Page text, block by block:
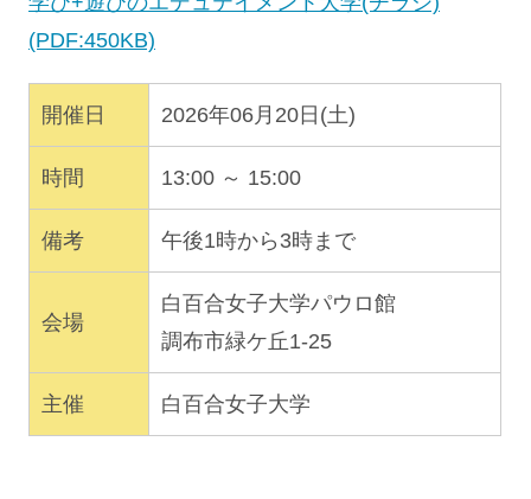
(PDF:450KB)
開催日 2026年06月20日(土)
時間 13:00 ～ 15:00
備考 午後1時から3時まで
会場
白百合女子大学パウロ館
調布市緑ケ丘1-25
主催 白百合女子大学